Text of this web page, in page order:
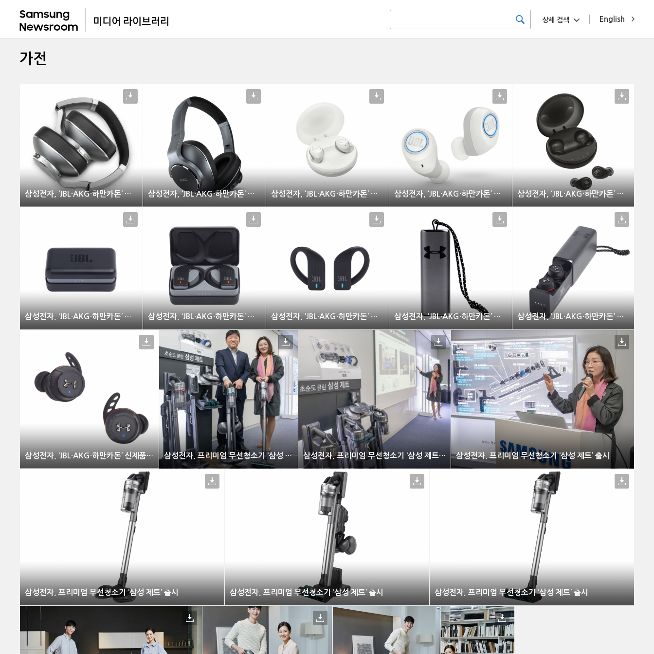
English
상세 검색
가전
삼성전자, ‘JBL·AKG·하만카돈’ 신제품 출시 삼성전자, ‘JBL·AKG·하만카돈’ 신제품 출시 삼성전자, ‘JBL·AKG·하만카돈’ 신제품 출시 삼성전자, ‘JBL·AKG·하만카돈’ 신제품 출시 삼성전자, ‘JBL·AKG·하만카돈’ 신제품 출시
삼성전자, ‘JBL·AKG·하만카돈’ 신제품 출시 삼성전자, ‘JBL·AKG·하만카돈’ 신제품 출시 삼성전자, ‘JBL·AKG·하만카돈’ 신제품 출시 삼성전자, ‘JBL·AKG·하만카돈’ 신제품 출시 삼성전자, ‘JBL·AKG·하만카돈’ 신제품 출시
삼성전자, ‘JBL·AKG·하만카돈’ 신제품 출시 삼성전자, 프리미엄 무선청소기 ‘삼성 제트’ 출시 삼성전자, 프리미엄 무선청소기 ‘삼성 제트’ 출시 삼성전자, 프리미엄 무선청소기 ‘삼성 제트’ 출시
삼성전자, 프리미엄 무선청소기 ‘삼성 제트’ 출시 삼성전자, 프리미엄 무선청소기 ‘삼성 제트’ 출시 삼성전자, 프리미엄 무선청소기 ‘삼성 제트’ 출시